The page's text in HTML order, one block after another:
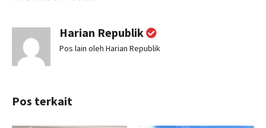
Harian Republik
Pos lain oleh Harian Republik
Pos terkait